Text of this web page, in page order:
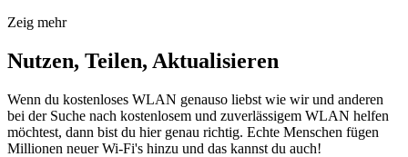
Zeig mehr
Nutzen, Teilen, Aktualisieren
Wenn du kostenloses WLAN genauso liebst wie wir und anderen
bei der Suche nach kostenlosem und zuverlässigem WLAN helfen
möchtest, dann bist du hier genau richtig. Echte Menschen fügen
Millionen neuer Wi-Fi's hinzu und das kannst du auch!